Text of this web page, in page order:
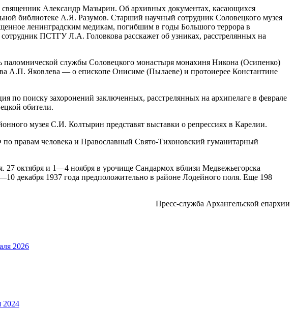
Александр Мазырин. Об архивных документах, касающихся
библиотеке А.Я. Разумов. Старший научный сотрудник Соловецкого музея
ленинградским медикам, погибшим в годы Большого террора в
ПСТГУ Л.А. Головкова расскажет об узниках, расстрелянных на
паломнической службы Соловецкого монастыря монахиня Никона (Осипенко)
А.П. Яковлева — о епископе Онисиме (Пылаеве) и протоиерее Константине
по поиску захоронений заключенных, расстрелянных на архипелаге в феврале
обители.
музея С.И. Колтырин представят выставки о репрессиях в Карелии.
правам человека и Православный Свято-Тихоновский гуманитарный
октября и 1—4 ноября в урочище Сандармох вблизи Медвежьегорска
декабря 1937 года предположительно в районе Лодейного поля. Еще 198
Пресс-служба Архангельской епархии
2026
2024